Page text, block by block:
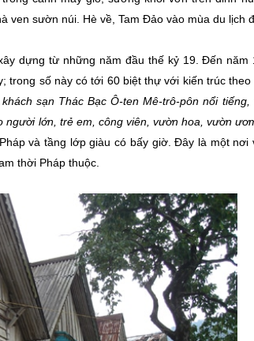
ven sườn núi. Hè về, Tam Đảo vào mùa du lịch
dựng từ những năm đầu thế kỷ 19. Đến năm
trong số này có tới 60 biệt thự với kiến trúc
sạn Thác Bạc Ô-ten Mê-trô-pôn nổi
người lớn, trẻ em, công viên, vườn hoa, vườn
và tầng lớp giàu có bấy giờ. Đây là một nơi
thời Pháp thuộc.